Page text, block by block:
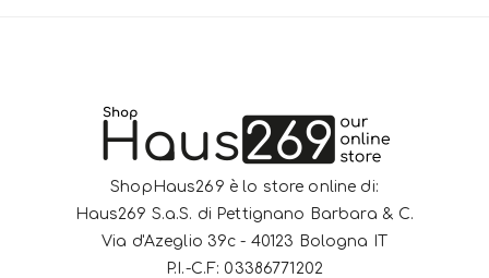
ShopHaus269 è lo store online di:
Haus269 S.a.S. di Pettignano Barbara & C.
Via d'Azeglio 39c - 40123 Bologna IT
P.I.-C.F: 03386771202